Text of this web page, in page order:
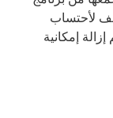
لأحتساب
إمكانية